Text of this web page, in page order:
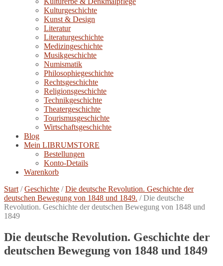
Kulturgeschichte
Kunst & Design
Literatur
Literaturgeschichte
Medizingeschichte
Musikgeschichte
Numismatik
Philosophiegeschichte
Rechtsgeschichte
Religionsgeschichte
Technikgeschichte
Theatergeschichte
Tourismusgeschichte
Wirtschaftsgeschichte
Blog
Mein LIBRUMSTORE
Bestellungen
Konto-Details
Warenkorb
Start /Geschichte /Die deutsche Revolution. Geschichte der
deutschen Bewegung von 1848 und 1849. /Die deutsche
Revolution. Geschichte der deutschen Bewegung von 1848 und
1849
Die deutsche Revolution. Geschichte der
deutschen Bewegung von 1848 und 1849